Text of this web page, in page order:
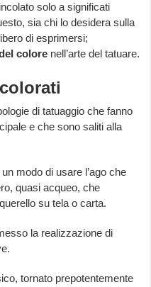
solo a significati
sia chi lo desidera sulla
di esprimersi;
colore nell’arte del tatuare.
di tatuaggio che fanno
e che sono saliti alla
un modo di usare l’ago che
quasi acqueo, che
su tela o carta.
la realizzazione di
tornato prepotentemente